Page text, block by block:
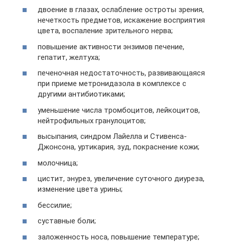
двоение в глазах, ослабление остроты зрения,
нечеткость предметов, искажение восприятия
цвета, воспаление зрительного нерва;
повышение активности энзимов печение,
гепатит, желтуха;
печеночная недостаточность, развивающаяся
при приеме метронидазола в комплексе с
другими антибиотиками;
уменьшение числа тромбоцитов, лейкоцитов,
нейтрофильных гранулоцитов;
высыпания, синдром Лайелла и Стивенса-
Джонсона, уртикария, зуд, покраснение кожи;
молочница;
цистит, энурез, увеличение суточного диуреза,
изменение цвета урины;
бессилие;
суставные боли;
заложенность носа, повышение температуре;